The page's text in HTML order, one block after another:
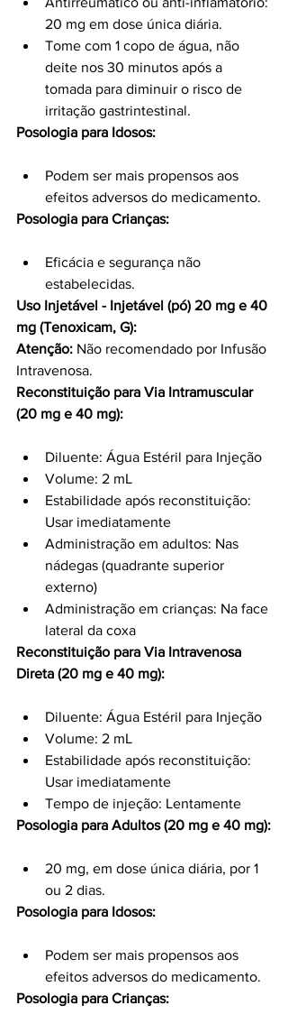
20 mg em dose única diária.
Tome com 1 copo de água, não
deite nos 30 minutos após a
tomada para diminuir o risco de
irritação gastrintestinal.
Posologia para Idosos:
Podem ser mais propensos aos
efeitos adversos do medicamento.
Posologia para Crianças:
Eficácia e segurança não
estabelecidas.
Uso Injetável - Injetável (pó) 20 mg e 40
mg (Tenoxicam, G):
Atenção: Não recomendado por Infusão
Intravenosa.
Reconstituição para Via Intramuscular
(20 mg e 40 mg):
Diluente: Água Estéril para Injeção
Volume: 2 mL
Estabilidade após reconstituição:
Usar imediatamente
Administração em adultos: Nas
nádegas (quadrante superior
externo)
Administração em crianças: Na face
lateral da coxa
Reconstituição para Via Intravenosa
Direta (20 mg e 40 mg):
Diluente: Água Estéril para Injeção
Volume: 2 mL
Estabilidade após reconstituição:
Usar imediatamente
Tempo de injeção: Lentamente
Posologia para Adultos (20 mg e 40 mg):
20 mg, em dose única diária, por 1
ou 2 dias.
Posologia para Idosos:
Podem ser mais propensos aos
efeitos adversos do medicamento.
Posologia para Crianças: